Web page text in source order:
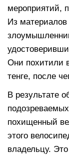
мероприятий,
Из материалов
Они похитили
тенге, после
В результате
похищенный
этого
владельцу.